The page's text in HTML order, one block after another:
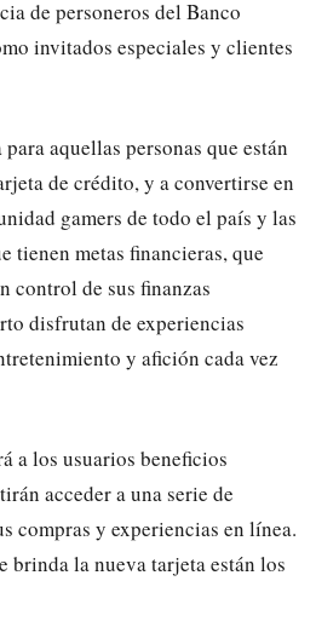
de personeros del Banco
invitados especiales y clientes
aquellas personas que están
de crédito, y a convertirse en
gamers de todo el país y las
tienen metas financieras, que
control de sus finanzas
disfrutan de experiencias
y afición cada vez
a los usuarios beneficios
acceder a una serie de
compras y experiencias en línea.
brinda la nueva tarjeta están los